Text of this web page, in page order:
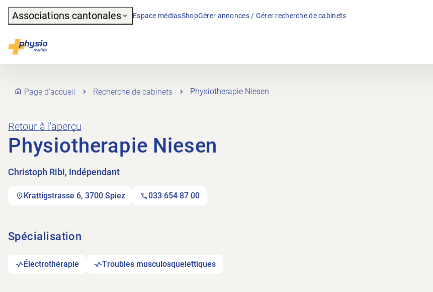
Header
Associations cantonales Espace médiasShopGérer annonces / Gérer recherche de cabinets
Physioswiss
Navigation principale
Page d’accueil Recherche de cabinets Physiotherapie Niesen
Retour à l'aperçu
Physiotherapie Niesen
Christoph Ribi, Indépendant
Krattigstrasse 6, 3700 Spiez 033 654 87 00
Spécialisation
Électrothérapie Troubles musculosquelettiques